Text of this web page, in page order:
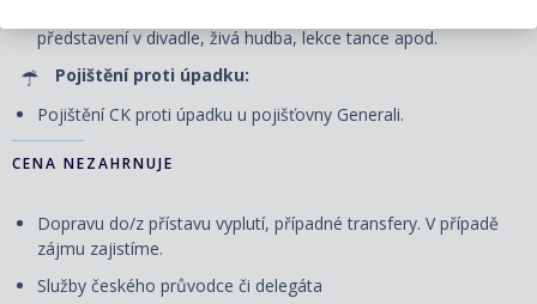
představení v divadle, živá hudba, lekce tance apod.
Pojištění proti úpadku:
Pojištění CK proti úpadku u pojišťovny Generali.
CENA NEZAHRNUJE
Dopravu do/z přístavu vyplutí, případné transfery. V případě
zájmu zajistíme.
Služby českého průvodce či delegáta